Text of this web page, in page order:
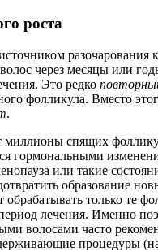
роста
разочарования
через месяцы или
Это редко
фолликула. Вместо
.
миллионы спящих
гормональными
или такие
образование
только те
лечения. Именно
волосами часто
процедуры